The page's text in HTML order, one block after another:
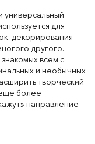
универсальный
для
декорирования
другого.
всем с
и необычных
творческий
более
направление